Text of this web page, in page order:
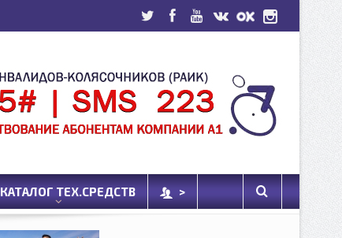
КАТАЛОГ ТЕХ.СРЕДСТВ >